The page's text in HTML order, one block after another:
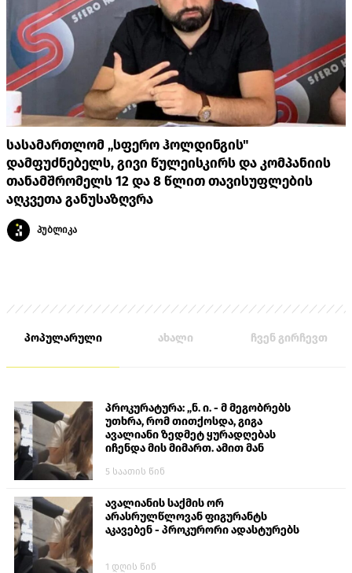
სასამართლომ „სფერო ჰოლდინგის"
დამფუძნებელს, გივი წულეისკირს და კომპანიის
თანამშრომელს 12 და 8 წლით თავისუფლების
აღკვეთა განუსაზღვრა
პუბლიკა
პოპულარული ახალი ჩვენ გირჩევთ
პროკურატურა: „ნ. ი. - მ მეგობრებს
უთხრა, რომ თითქოსდა, გიგა
ავალიანი ზედმეტ ყურადღებას
იჩენდა მის მიმართ. ამით მან
თავს დასხმოდა გიგა ავალიანს“
5 საათის წინ
ავალიანის საქმის ორ
არასრულწლოვან ფიგურანტს
აკავებენ - პროკურორი ადასტურებს
1 დღის წინ